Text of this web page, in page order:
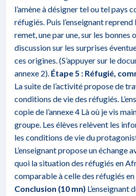
l’amène à désigner tel ou tel pays
réfugiés. Puis l’enseignant
remet, une par une, sur les bonnes
discussion sur les surprises
ces origines. (S’appuyer sur le
annexe 2). Étape 5 : Réfugié,
La suite de l’activité propose de
conditions de vie des réfugiés.
copie de l’annexe 4 Là où je vis
groupe. Les élèves relèvent les
les conditions de vie du
L’enseignant propose un échange
quoi la situation des réfugiés en
comparable à celle des réfugiés en
Conclusion (10 mn) L’enseignant